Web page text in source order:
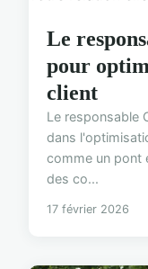
Le
pour
client
Le responsable
dans
comme un pont
des co...
17 février 2026